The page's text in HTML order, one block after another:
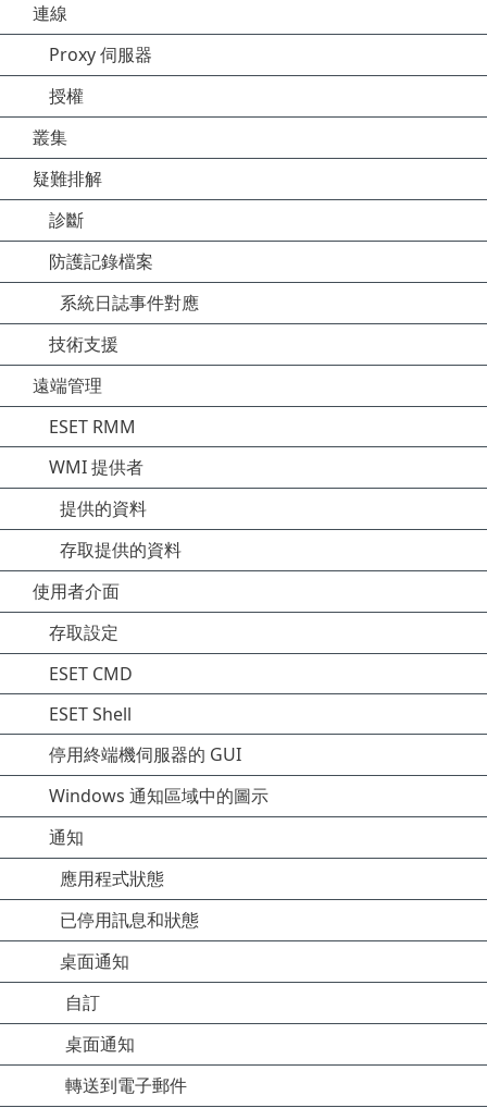
連線
Proxy 伺服器
授權
叢集
疑難排解
診斷
防護記錄檔案
系統日誌事件對應
技術支援
遠端管理
ESET RMM
WMI 提供者
提供的資料
存取提供的資料
使用者介面
存取設定
ESET CMD
ESET Shell
停用終端機伺服器的 GUI
Windows 通知區域中的圖示
通知
應用程式狀態
已停用訊息和狀態
桌面通知
自訂
桌面通知
轉送到電子郵件